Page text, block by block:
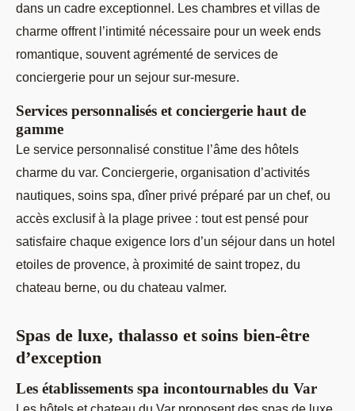
dans un cadre exceptionnel. Les chambres et villas de
charme offrent l’intimité nécessaire pour un week ends
romantique, souvent agrémenté de services de
conciergerie pour un sejour sur-mesure.
Services personnalisés et conciergerie haut de
gamme
Le service personnalisé constitue l’âme des hôtels
charme du var. Conciergerie, organisation d’activités
nautiques, soins spa, dîner privé préparé par un chef, ou
accès exclusif à la plage privee : tout est pensé pour
satisfaire chaque exigence lors d’un séjour dans un hotel
etoiles de provence, à proximité de saint tropez, du
chateau berne, ou du chateau valmer.
Spas de luxe, thalasso et soins bien-être
d’exception
Les établissements spa incontournables du Var